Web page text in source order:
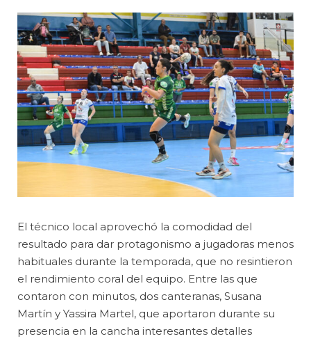
El técnico local aprovechó la comodidad del
resultado para dar protagonismo a jugadoras menos
habituales durante la temporada, que no resintieron
el rendimiento coral del equipo. Entre las que
contaron con minutos, dos canteranas, Susana
Martín y Yassira Martel, que aportaron durante su
presencia en la cancha interesantes detalles